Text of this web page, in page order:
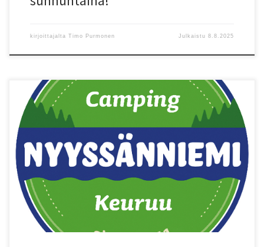
kirjoittajalta Timo Purmonen Julkaistu8.8.2025